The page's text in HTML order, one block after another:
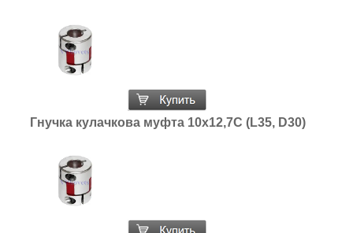
Гнучка кулачкова муфта 10х12,7С (L35, D30)